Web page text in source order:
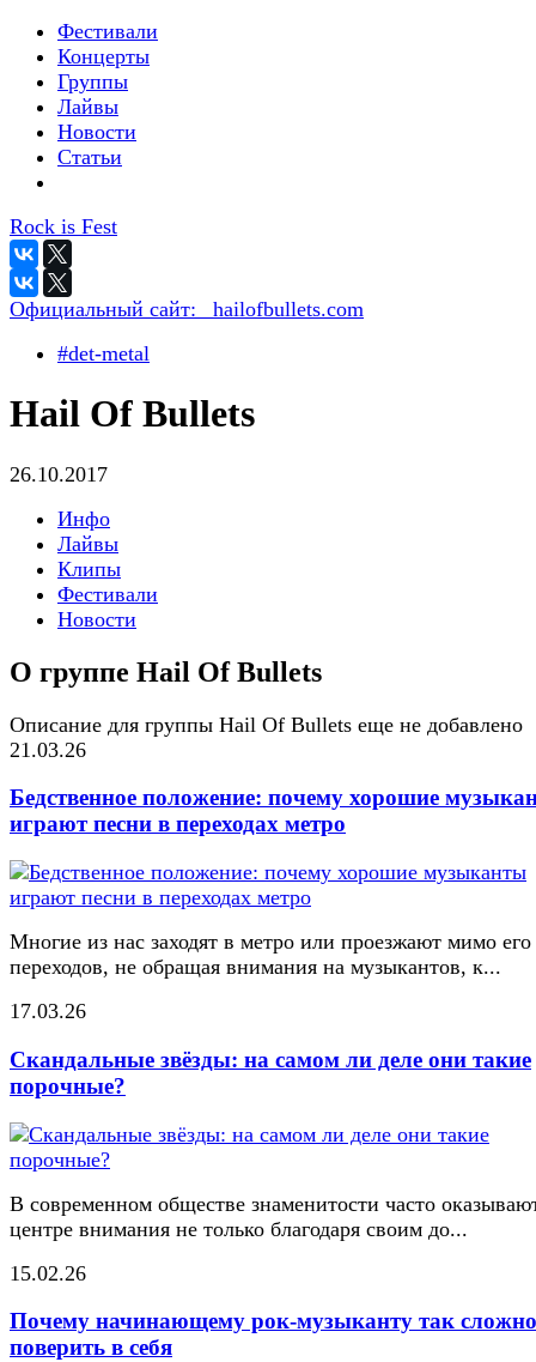
Фестивали
Концерты
Группы
Лайвы
Новости
Статьи
Rock is Fest
Официальный сайт:
_hailofbullets.com
#det-metal
Hail Of Bullets
26.10.2017
Инфо
Лайвы
Клипы
Фестивали
Новости
О группе Hail Of Bullets
Описание для группы Hail Of Bullets еще не добавлено
21.03.26
Бедственное положение: почему хорошие
играют песни в переходах метро
Многие из нас заходят в метро или проезжают мимо его
переходов, не обращая внимания на музыкантов, к...
17.03.26
Скандальные звёзды: на самом ли деле они такие
порочные?
В современном обществе знаменитости часто
центре внимания не только благодаря своим до...
15.02.26
Почему начинающему рок-музыканту так сложно
поверить в себя